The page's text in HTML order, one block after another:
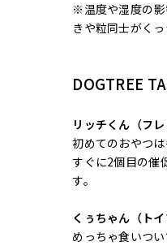
※温度や湿度の影
きや粒同士がく
DOGTREE
リッチくん（フ
初めてのおやつ
すぐに2個目の催
す。
くぅちゃん（ト
めっちゃ食いつ